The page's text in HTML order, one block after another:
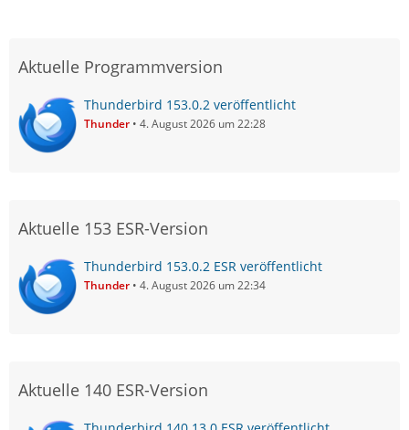
Aktuelle Programmversion
Thunderbird 153.0.2 veröffentlicht
Thunder 4. August 2026 um 22:28
Aktuelle 153 ESR-Version
Thunderbird 153.0.2 ESR veröffentlicht
Thunder 4. August 2026 um 22:34
Aktuelle 140 ESR-Version